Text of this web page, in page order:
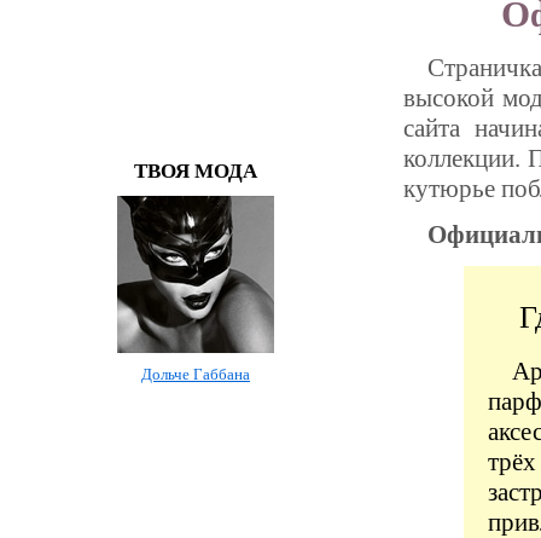
ТВОЯ МОДА
Дольче Габбана
высокой
сайта
коллекции.
кутюрье